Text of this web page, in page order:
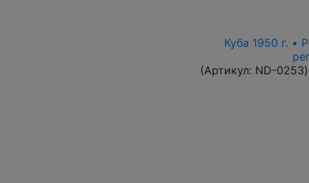
Куба 1950 г. •
(Артикул: ND-0253)